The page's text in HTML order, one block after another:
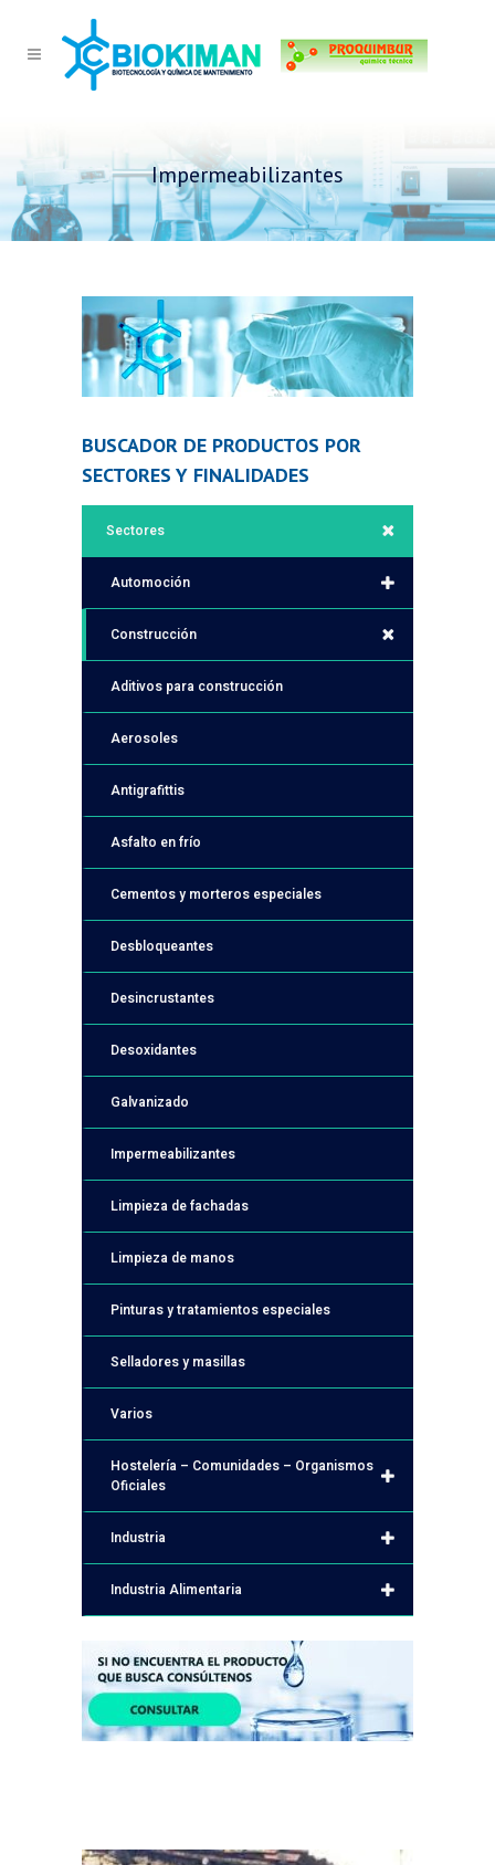
Impermeabilizantes
BUSCADOR DE PRODUCTOS POR
SECTORES Y FINALIDADES
Sectores
Automoción
Construcción
Aditivos para construcción
Aerosoles
Antigrafittis
Asfalto en frío
Cementos y morteros especiales
Desbloqueantes
Desincrustantes
Desoxidantes
Galvanizado
Impermeabilizantes
Limpieza de fachadas
Limpieza de manos
Pinturas y tratamientos especiales
Selladores y masillas
Varios
Hostelería – Comunidades – Organismos
Oficiales
Industria
Industria Alimentaria